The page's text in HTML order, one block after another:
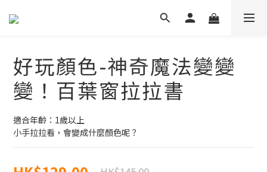
好玩顏色-神奇魔法變變
變！百葉窗拉拉書
適合年齡：1歲以上
小手拉拉看，會變成什麼顏色呢？